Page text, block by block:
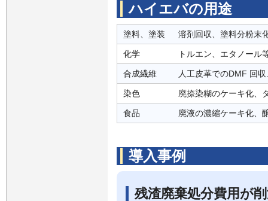
ハイエバの用途
塗料、塗装 溶剤回収、塗料分粉末
化学 トルエン、エタノール
合成繊維 人工皮革でのDMF 回
染色 廃捺染糊のケーキ化、
食品 廃液の濃縮ケーキ化、
導入事例
残渣廃棄処分費用が